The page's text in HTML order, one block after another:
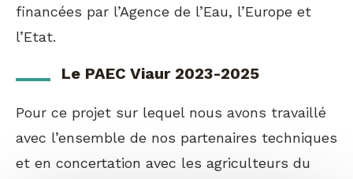
financées par l’Agence de l’Eau, l’Europe et
l’Etat.
Le PAEC Viaur 2023-2025
Pour ce projet sur lequel nous avons travaillé
avec l’ensemble de nos partenaires techniques
et en concertation avec les agriculteurs du